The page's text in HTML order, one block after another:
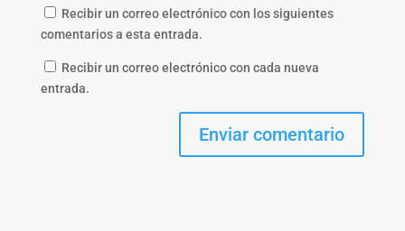
Recibir un correo electrónico con los siguientes
comentarios a esta entrada.
Recibir un correo electrónico con cada nueva
entrada.